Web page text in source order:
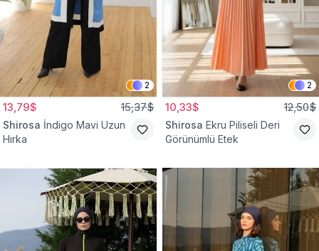
2
13,79$ 15,37$
Shirosa İndigo Mavi Uzun
Hırka
2
10,33$ 12,50$
Shirosa Ekru Piliseli Deri
Görünümlü Etek